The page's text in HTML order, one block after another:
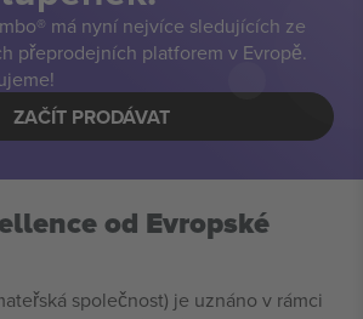
má nyní nejvíce sledujících ze
přeprodejních platforem v Evropě.
ZAČÍT PRODÁVAT
od Evropské
společnost) je uznáno v rámci